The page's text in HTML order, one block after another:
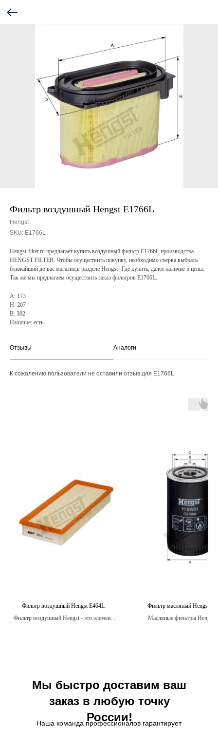
Фильтр воздушный Hengst E1766L
Hengst
SKU: E1766L
Hengst-filter.ru предлагает купить воздушный фильтр E1766L производства
HENGST FILTER. Чтобы осуществить покупку, необходимо сперва выбрать
ближайший до вас магазин,в разделе Hengst | Где купить, далее наличие и цены.
Так же мы предлагаем осуществить заказ фильтров E1766L.
A: 173
H: 207
B: 302
Наличие: есть
Отзывы Аналоги
К сожалению пользователи не оставили отзыв для E1766L
Фильтр воздушный Hengst E464L
Фильтр воздушный Hengst - это элемент
Фильтр масляный Hengst
Масляные фильтры Hengst
Мы быстро доставим ваш
заказ в любую точку
России!
Наша команда профессионалов гарантирует